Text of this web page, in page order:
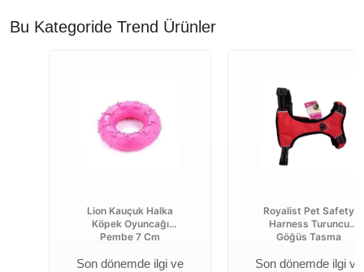
Bu Kategoride Trend Ürünler
Lion Kauçuk Halka
Köpek Oyuncağı
Pembe 7 Cm
Son dönemde ilgi ve
Royalist Pet Safety
Harness Turuncu
Göğüs Tasma
Son dönemde ilgi ve